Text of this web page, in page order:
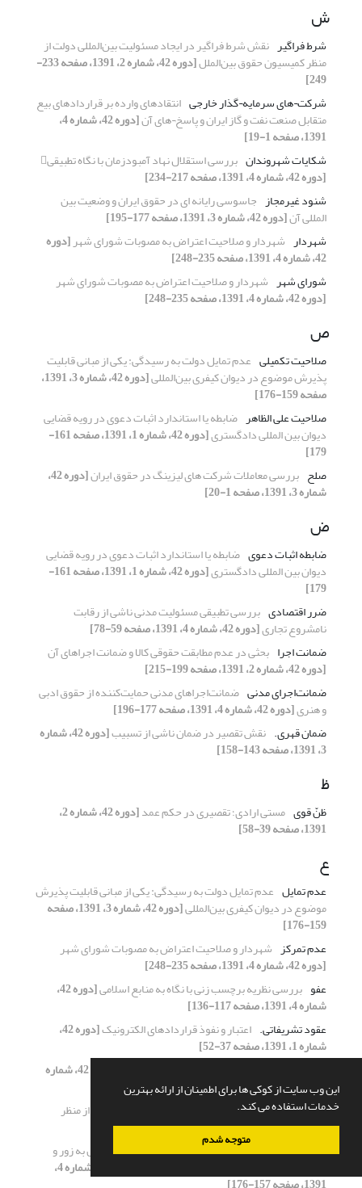
این وب سایت از کوکی ها برای اطمینان از ارائه بهترین
خدمات استفاده می کند.
متوجه شدم
ش
شرط فراگیر نقش شرط فراگیر در ایجاد مسئولیت بین‌المللی دولت از
منظر کمیسیون حقوق ‌بین‌الملل [دوره 42، شماره 2، 1391، صفحه 233-
249]
شرکت¬های سرمایه¬گذار خارجی انتقادهای وارده بر قراردادهای بیع
متقابل صنعت نفت و گاز ایران و پاسخ¬های آن [دوره 42، شماره 4،
1391، صفحه 1-19]
شکایات شهروندان بررسی استقلال نهاد آمبودزمان با نگاه تطبیقی
[دوره 42، شماره 4، 1391، صفحه 217-234]
شنود غیرمجاز جاسوسی رایانه ای در حقوق ایران و وضعیت بین
المللی آن[دوره 42، شماره 3، 1391، صفحه 177-195]
شهردار شهردار و صلاحیت اعتراض به مصوبات شورای شهر[دوره
42، شماره 4، 1391، صفحه 235-248]
شورای شهر شهردار و صلاحیت اعتراض به مصوبات شورای شهر
[دوره 42، شماره 4، 1391، صفحه 235-248]
ص
صلاحیت تکمیلی عدم تمایل دولت به رسیدگی: یکی از مبانی قابلیت
پذیرش موضوع در دیوان کیفری بین‌المللی [دوره 42، شماره 3، 1391،
صفحه 159-176]
صلاحیت علی الظاهر ضابطه یا استاندارد اثبات دعوی در رویه قضایی
دیوان بین المللی دادگستری [دوره 42، شماره 1، 1391، صفحه 161-
179]
صلح بررسی معاملات شرکت های لیزینگ در حقوق ایران [دوره 42،
شماره 3، 1391، صفحه 1-20]
ض
ضابطه اثبات دعوی ضابطه یا استاندارد اثبات دعوی در رویه قضایی
دیوان بین المللی دادگستری [دوره 42، شماره 1، 1391، صفحه 161-
179]
ضرر اقتصادی بررسی تطبیقی مسئولیت مدنی ناشی از رقابت
نامشروع تجاری[دوره 42، شماره 4، 1391، صفحه 59-78]
ضمانت اجرا بحثی در عدم مطابقت حقوقی کالا و ضمانت اجراهای آن
[دوره 42، شماره 2، 1391، صفحه 199-215]
ضمانت‌اجرای مدنی ضمانت‌اجراهای مدنی حمایت‌کننده از حقوق ادبی
و هنری[دوره 42، شماره 4، 1391، صفحه 177-196]
ضمان قهری. نقش تقصیر در ضمان ناشی از تسبیب [دوره 42، شماره
3، 1391، صفحه 143-158]
ظ
ظنّ قوی مستی ارادی؛ تقصیری در حکم عمد [دوره 42، شماره 2،
1391، صفحه 39-58]
ع
عدم تمایل عدم تمایل دولت به رسیدگی: یکی از مبانی قابلیت پذیرش
موضوع در دیوان کیفری بین‌المللی [دوره 42، شماره 3، 1391، صفحه
159-176]
عدم تمرکز شهردار و صلاحیت اعتراض به مصوبات شورای شهر
[دوره 42، شماره 4، 1391، صفحه 235-248]
عفو بررسی نظریه برچسب زنی با نگاه به منابع اسلامی [دوره 42،
شماره 4، 1391، صفحه 117-136]
عقود تشریفاتی. اعتبار و نفوذ قراردادهای الکترونیک [دوره 42،
شماره 1، 1391، صفحه 37-52]
[دوره 42، شماره
1، 1391، صفحه 37-52]
علت موجه جرم گستره تنبیه بدنی اطفال بوسیله والدین از منظر
قانون و فقه[دوره 42، شماره 3، 1391، صفحه 73-85]
عمل تجاوز بازخوانی دلایل اشغال عراق از منظر حق توسل به زور و
[دوره 42، شماره 4،